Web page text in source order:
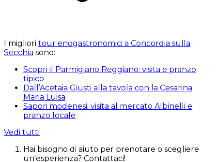
I migliori tour enogastronomici a Concordia sulla
Secchia sono:
Scopri il Parmigiano Reggiano: visita e pranzo
tipico
Dall’Acetaia Giusti alla tavola con la Cesarina
Maria Luisa
Sapori modenesi: visita al mercato Albinelli e
pranzo locale
Vedi tutti
Hai bisogno di aiuto per prenotare o scegliere
un'esperienza? Contattaci!